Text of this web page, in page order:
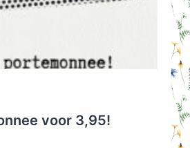
voor 3,95!